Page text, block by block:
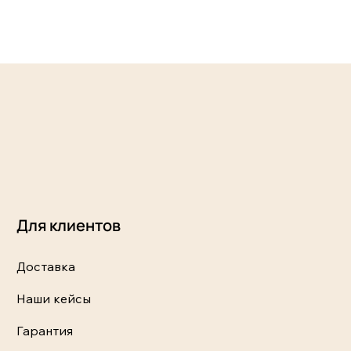
Для клиентов
Доставка
Наши кейсы
Гарантия